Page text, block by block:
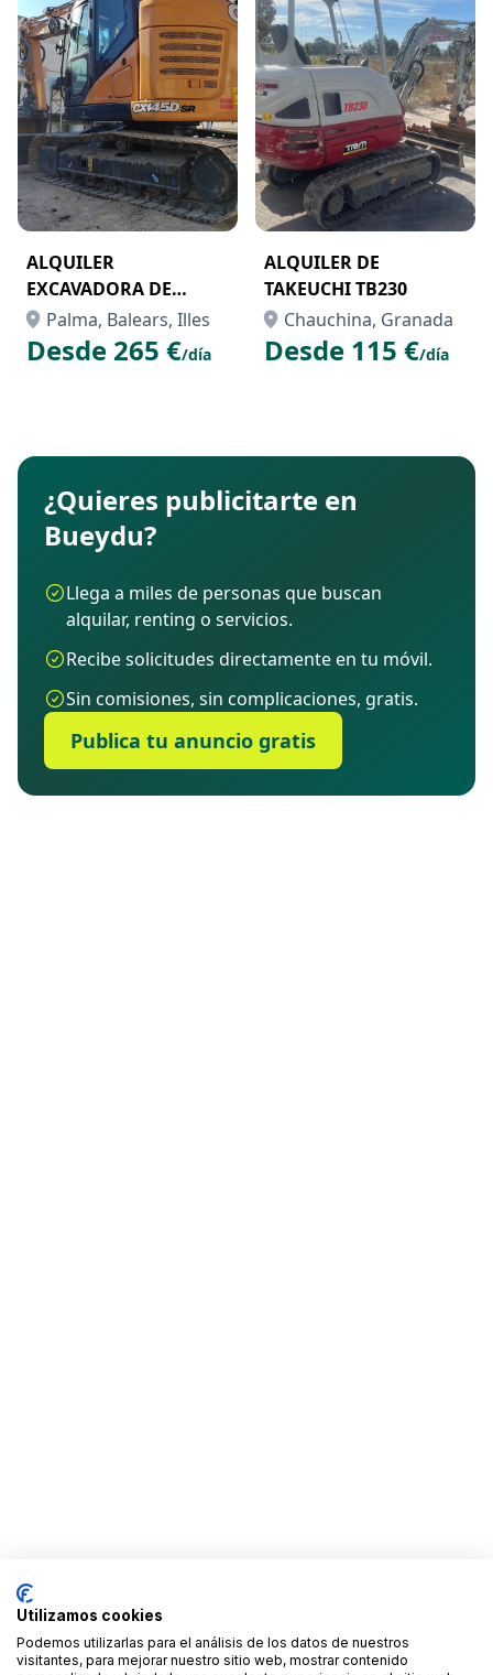
ALQUILER
EXCAVADORA DE
CADENAS CASE
CX145DSR
Palma, Balears, Illes
Desde 265 €/día
ALQUILER DE
TAKEUCHI TB230
Chauchina, Granada
Desde 115 €/día
¿Quieres publicitarte en
Bueydu?
Llega a miles de personas que buscan
alquilar, renting o servicios.
Recibe solicitudes directamente en tu móvil.
Sin comisiones, sin complicaciones, gratis.
Publica tu anuncio gratis
Utilizamos cookies
Podemos utilizarlas para el análisis de los datos de nuestros
visitantes, para mejorar nuestro sitio web, mostrar contenido